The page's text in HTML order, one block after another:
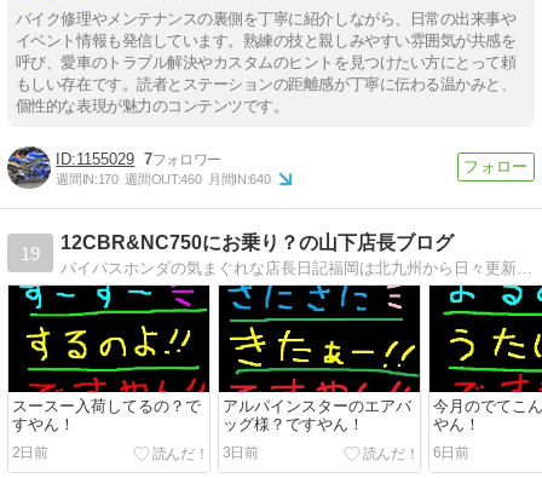
バイク修理やメンテナンスの裏側を丁寧に紹介しながら、日常の出来事や
イベント情報も発信しています。熟練の技と親しみやすい雰囲気が共感を
呼び、愛車のトラブル解決やカスタムのヒントを見つけたい方にとって頼
もしい存在です。読者とステーションの距離感が丁寧に伝わる温かみと、
個性的な表現が魅力のコンテンツです。
1155029 7
週間IN:170 週間OUT:460 月間IN:640
19
12CBR&NC750にお乗り？の山下店長ブログ
スースー入荷してるの？で
すやん！
2日前
アルパインスターのエアバ
ッグ様？ですやん！
3日前
今月のでてこ
やん！
6日前